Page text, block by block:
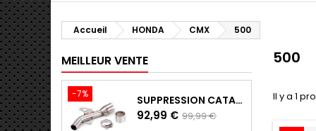
Accueil HONDA CMX 500
MEILLEUR VENTE
-7% SUPPRESSION CATALYSEUR EN INOX POUR KAWASAKI Z900 A2, Z900E ET Z900 (2017 - 2024)
Prix
92,99 € Prix
99,99 €
500
Il y a 1